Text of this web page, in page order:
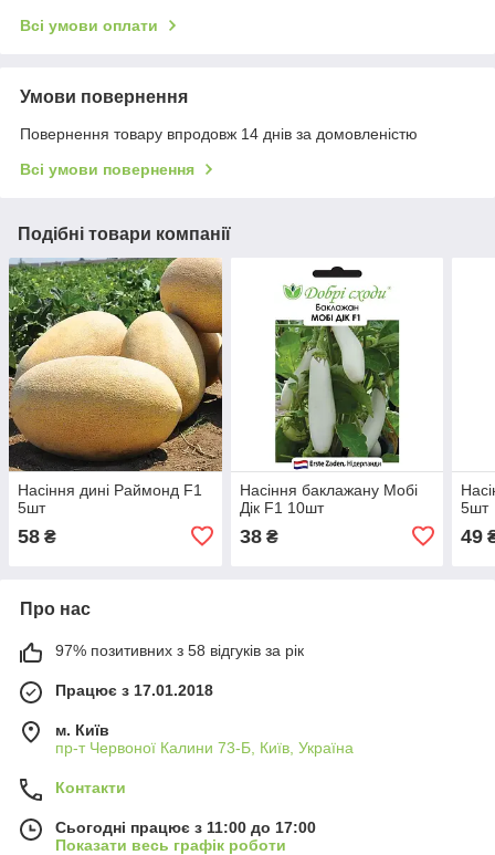
Всі умови оплати
Умови повернення
Повернення товару впродовж 14 днів за домовленістю
Всі умови повернення
Подібні товари компанії
Насіння дині Раймонд F1
5шт
58 ₴
Насіння баклажану Мобі
Дік F1 10шт
38₴
5шт
49
Про нас
97% позитивних з 58 відгуків за рік
Працює з 17.01.2018
м. Київ
пр-т Червоної Калини 73-Б, Київ, Україна
Контакти
Сьогодні працює з 11:00 до 17:00
Показати весь графік роботи